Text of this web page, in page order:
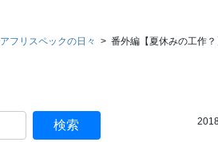
アフリスペックの日々 番外編【夏休みの工作？